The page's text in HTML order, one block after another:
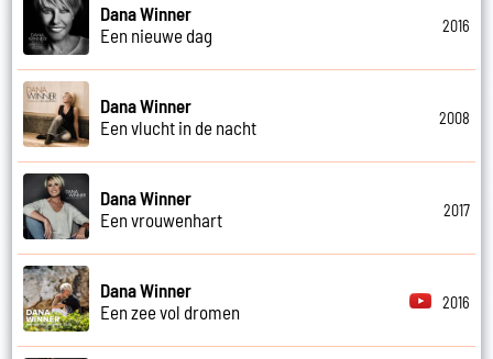
Dana Winner
Een nieuwe dag
2016
Dana Winner
Een vlucht in de nacht
2008
Dana Winner
Een vrouwenhart
2017
Dana Winner
Een zee vol dromen
2016